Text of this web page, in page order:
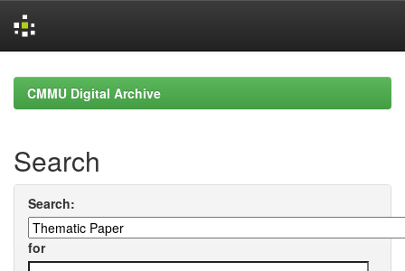
navigationCMMU Digital Archive
Search
Search:
for